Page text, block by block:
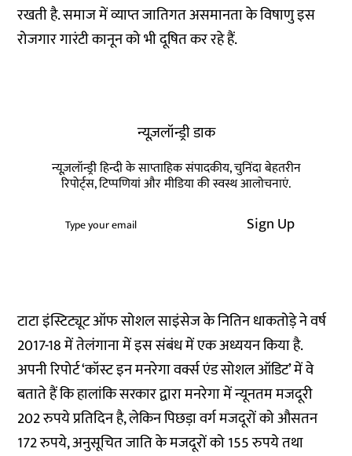
रखती है. समाज में व्याप्त जातिगत असमानता के विषाणु इस
रोजगार गारंटी कानून को भी दूषित कर रहे हैं.
न्यूज़लॉन्ड्री डाक
न्यूज़लॉन्ड्री हिन्दी के साप्ताहिक संपादकीय, चुनिंदा बेहतरीन
रिपोर्ट्स, टिप्पणियां और मीडिया की स्वस्थ आलोचनाएं.
Sign Up
टाटा इंस्टिट्यूट ऑफ सोशल साइंसेज के नितिन धाकतोड़े ने वर्ष
2017-18 में तेलंगाना में इस संबंध में एक अध्ययन किया है.
अपनी रिपोर्ट ‘कॉस्ट इन मनरेगा वर्क्स एंड सोशल ऑडिट’ में वे
बताते हैं कि हालांकि सरकार द्वारा मनरेगा में न्यूनतम मजदूरी
202 रुपये प्रतिदिन है, लेकिन पिछड़ा वर्ग मजदूरों को औसतन
172 रुपये, अनुसूचित जाति के मजदूरों को 155 रुपये तथा